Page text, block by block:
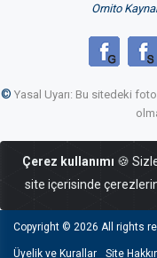
Ornito
© Yasal Uyarı: Bu sitedeki
Çerez kullanımı 🍪
site içerisinde
Copyright © 2026 All rights
Üyelik ve Kurallar Site